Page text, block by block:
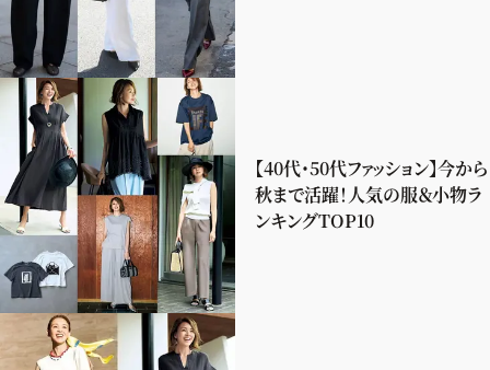
【40代・50代ファッション】今から
秋まで活躍！人気の服＆小物ラ
ンキングTOP10